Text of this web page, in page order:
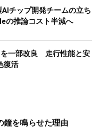
チップ開発チームの立ち
の推論コスト半減へ
を一部改良 走行性能と安
復活
鐘を鳴らせた理由